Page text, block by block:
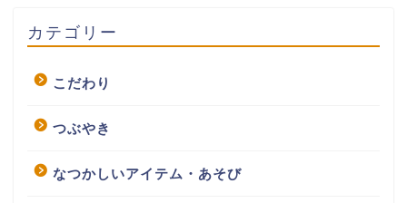
カテゴリー
こだわり
つぶやき
なつかしいアイテム・あそび